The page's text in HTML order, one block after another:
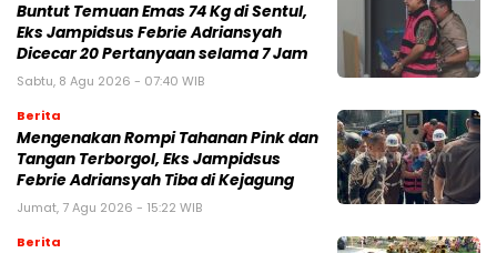
Buntut Temuan Emas 74 Kg di Sentul,
Eks Jampidsus Febrie Adriansyah
Dicecar 20 Pertanyaan selama 7 Jam
Sabtu, 8 Agu 2026 - 07:40 WIB
Berita
Mengenakan Rompi Tahanan Pink dan
Tangan Terborgol, Eks Jampidsus
Febrie Adriansyah Tiba di Kejagung
Jumat, 7 Agu 2026 - 15:22 WIB
Berita